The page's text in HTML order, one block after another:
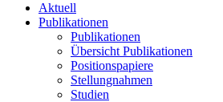
Aktuell
Publikationen
Publikationen
Übersicht Publikationen
Positionspapiere
Stellungnahmen
Studien